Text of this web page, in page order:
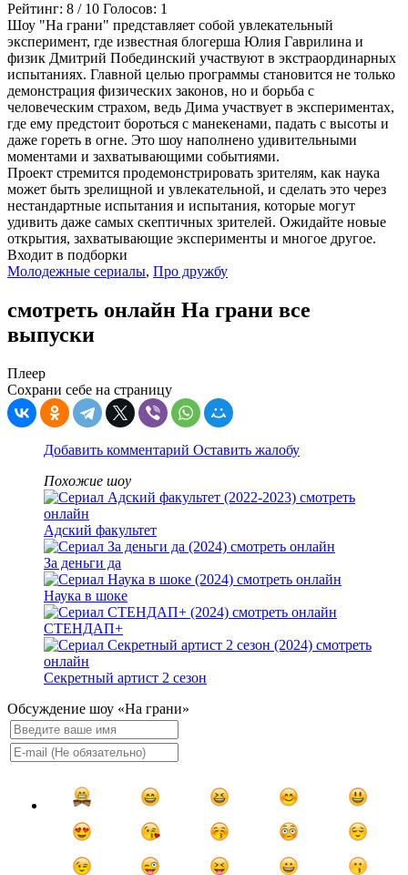
Рейтинг: 8 / 10 Голосов: 1
Шоу "На грани" представляет собой увлекательный
эксперимент, где известная блогерша Юлия Гаврилина и
физик Дмитрий Побединский участвуют в экстраординарных
испытаниях. Главной целью программы становится не только
демонстрация физических законов, но и борьба с
человеческим страхом, ведь Дима участвует в экспериментах,
где ему предстоит бороться с манекенами, падать с высоты и
даже гореть в огне. Это шоу наполнено удивительными
моментами и захватывающими событиями.
Проект стремится продемонстрировать зрителям, как наука
может быть зрелищной и увлекательной, и сделать это через
нестандартные испытания и испытания, которые могут
удивить даже самых скептичных зрителей. Ожидайте новые
открытия, захватывающие эксперименты и многое другое.
Входит в подборки
Молодежные сериалы, Про дружбу
смотреть онлайн На грани все
выпуски
Плеер
Сохрани себе на страницу
Добавить комментарий Оставить жалобу
Похожие шоу
Адский факультет
За деньги да
Наука в шоке
СТЕНДАП+
Секретный артист 2 сезон
Обсуждение шоу «На грани»